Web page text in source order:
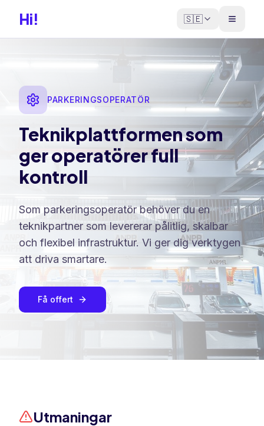
Hi! 🇸🇪
PARKERINGSOPERATÖR
Teknikplattformen som
ger operatörer full
kontroll
Som parkeringsoperatör behöver du en
teknikpartner som levererar pålitlig, skalbar
och flexibel infrastruktur. Vi ger dig verktygen
att driva smartare.
Få offert
Utmaningar